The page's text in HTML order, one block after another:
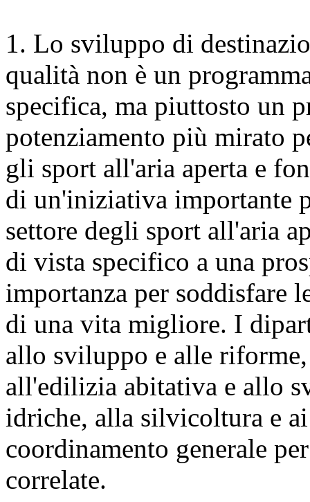
1. Lo sviluppo di
qualità non è un
specifica, ma piuttosto un
potenziamento più mirato
gli sport all'aria aperta e
di un'iniziativa importante
settore degli sport all'aria
di vista specifico a una
importanza per soddisfare
di una vita migliore. I
allo sviluppo e alle
all'edilizia abitativa e allo
idriche, alla silvicoltura e
coordinamento generale
correlate.